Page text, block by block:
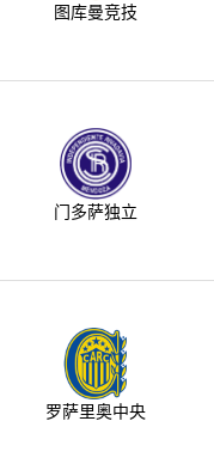
图库曼竞技
门多萨独立
罗萨里奥中央